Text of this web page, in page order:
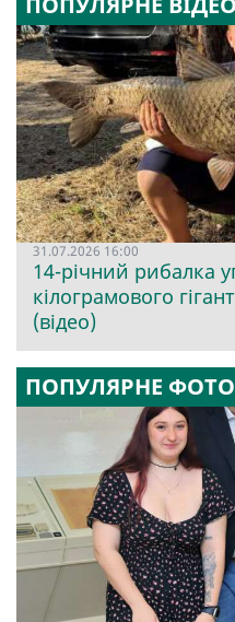
31.07.2026 16:00
14-річний рибалка
кілограмового
(відео)
ПОПУЛЯРНЕ ФОТО